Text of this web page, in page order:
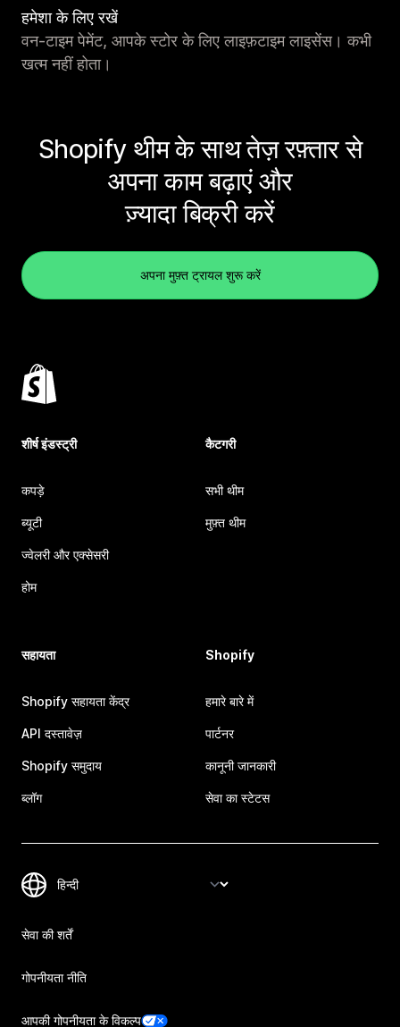
हमेशा के लिए रखें
वन-टाइम पेमेंट, आपके स्टोर के लिए लाइफ़टाइम लाइसेंस। कभी
खत्म नहीं होता।
Shopify थीम के साथ तेज़ रफ़्तार से
अपना काम बढ़ाएं और
ज़्यादा बिक्री करें
अपना मुफ़्त ट्रायल शुरू करें
शीर्ष इंडस्ट्री
कपड़े
ब्यूटी
ज्वेलरी और एक्सेसरी
होम
कैटगरी
सभी थीम
मुफ़्त थीम
सहायता
Shopify सहायता केंद्र
API दस्तावेज़
Shopify समुदाय
ब्लॉग
Shopify
हमारे बारे में
पार्टनर
कानूनी जानकारी
सेवा का स्टेटस
सेवा की शर्तें
गोपनीयता नीति
आपकी गोपनीयता के विकल्प